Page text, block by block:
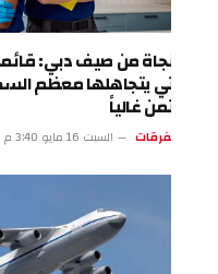
من صيف دبي: قائمة
يتجاهلها معظم السكان
غالياً
السبت 16 مايو 3:40 م